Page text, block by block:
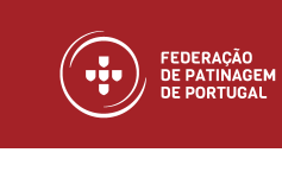
Skip to main content